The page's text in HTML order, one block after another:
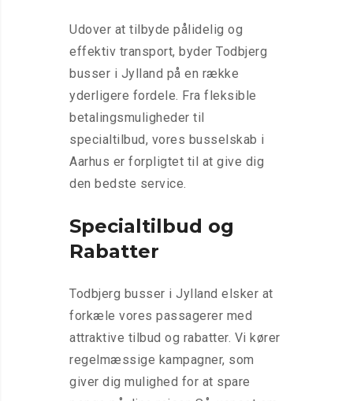
Udover at tilbyde pålidelig og
effektiv transport, byder Todbjerg
busser i Jylland på en række
yderligere fordele. Fra fleksible
betalingsmuligheder til
specialtilbud, vores busselskab i
Aarhus er forpligtet til at give dig
den bedste service.
Specialtilbud og
Rabatter
Todbjerg busser i Jylland elsker at
forkæle vores passagerer med
attraktive tilbud og rabatter. Vi kører
regelmæssige kampagner, som
giver dig mulighed for at spare